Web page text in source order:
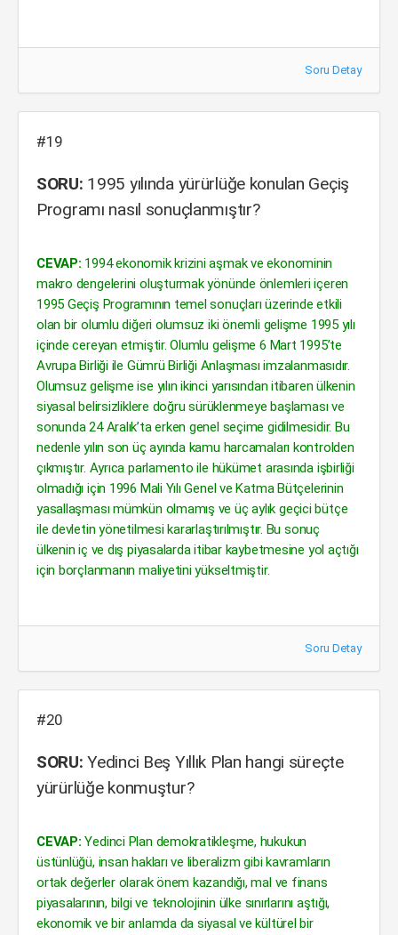
Soru Detay
#19
SORU: 1995 yılında yürürlüğe konulan Geçiş
Programı nasıl sonuçlanmıştır?
CEVAP: 1994 ekonomik krizini aşmak ve ekonominin
makro dengelerini oluşturmak yönünde önlemleri içeren
1995 Geçiş Programının temel sonuçları üzerinde etkili
olan bir olumlu diğeri olumsuz iki önemli gelişme 1995 yılı
içinde cereyan etmiştir. Olumlu gelişme 6 Mart 1995’te
Avrupa Birliği ile Gümrü Birliği Anlaşması imzalanmasıdır.
Olumsuz gelişme ise yılın ikinci yarısından itibaren ülkenin
siyasal belirsizliklere doğru sürüklenmeye başlaması ve
sonunda 24 Aralık’ta erken genel seçime gidilmesidir. Bu
nedenle yılın son üç ayında kamu harcamaları kontrolden
çıkmıştır. Ayrıca parlamento ile hükümet arasında işbirliği
olmadığı için 1996 Mali Yılı Genel ve Katma Bütçelerinin
yasallaşması mümkün olmamış ve üç aylık geçici bütçe
ile devletin yönetilmesi kararlaştırılmıştır. Bu sonuç
ülkenin iç ve dış piyasalarda itibar kaybetmesine yol açtığı
için borçlanmanın maliyetini yükseltmiştir.
Soru Detay
#20
SORU: Yedinci Beş Yıllık Plan hangi süreçte
yürürlüğe konmuştur?
CEVAP: Yedinci Plan demokratikleşme, hukukun
üstünlüğü, insan hakları ve liberalizm gibi kavramların
ortak değerler olarak önem kazandığı, mal ve finans
piyasalarının, bilgi ve teknolojinin ülke sınırlarını aştığı,
ekonomik ve bir anlamda da siyasal ve kültürel bir